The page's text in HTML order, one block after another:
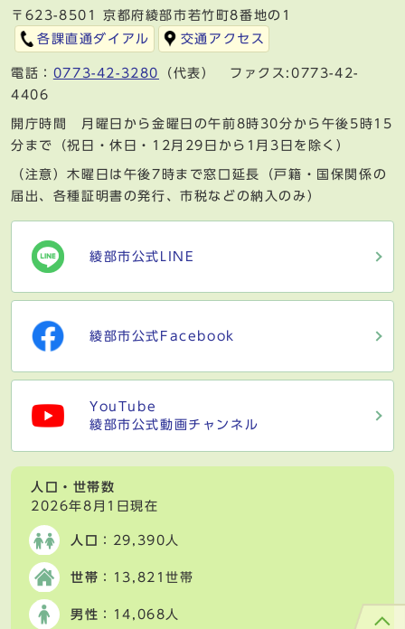
〒623-8501 京都府綾部市若竹町8番地の1
各課直通ダイアル
交通アクセス
電話： 0773-42-3280
（代表） ファクス:0773-42-
4406
開庁時間 月曜日から金曜日の午前8時30分から午後5時15
分まで（祝日・休日・12月29日から1月3日を除く）
（注意）木曜日は午後7時まで窓口延長（戸籍・国保関係の
届出、各種証明書の発行、市税などの納入のみ）
綾部市公式LINE
綾部市公式Facebook
YouTube
綾部市公式動画チャンネル
人口・世帯数
2026年8月1日現在
人口 ：29,390人
世帯 ：13,821世帯
男性 ：14,068人